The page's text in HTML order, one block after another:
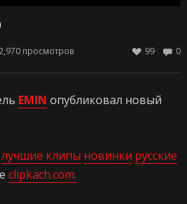
просмотров 0
99
EMIN опубликовал новый
лучшие клипы новинки русские
clipkach.com.